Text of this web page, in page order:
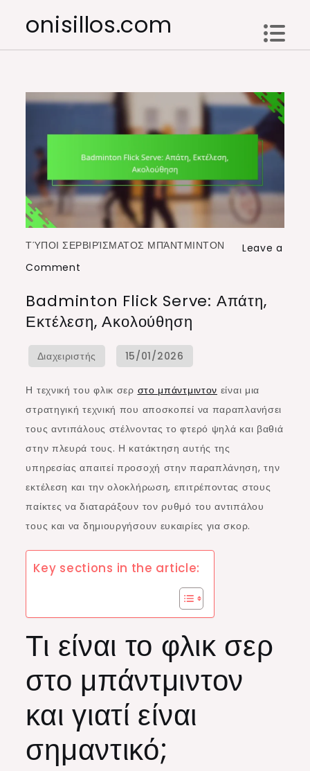
onisillos.com
ΤΎΠΟΙ ΣΕΡΒΙΡΊΣΜΑΤΟΣ ΜΠΆΝΤΜΙΝΤΟΝ
Leave a
Comment
Flick
Serve:
Απάτη,
Εκτέλεση,
Badminton Flick Serve: Απάτη,
Εκτέλεση, Ακολούθηση
Η τεχνική του φλικ σερ στο μπάντμιντον είναι μια
στρατηγική τεχνική που αποσκοπεί να παραπλανήσει
τους αντιπάλους στέλνοντας το φτερό ψηλά και βαθιά
στην πλευρά τους. Η κατάκτηση αυτής της
υπηρεσίας απαιτεί προσοχή στην παραπλάνηση, την
εκτέλεση και την ολοκλήρωση, επιτρέποντας στους
παίκτες να διαταράξουν τον ρυθμό του αντιπάλου
τους και να δημιουργήσουν ευκαιρίες για σκορ.
Key sections in the article:
Τι είναι το φλικ σερ
στο μπάντμιντον
και γιατί είναι
σημαντικό;